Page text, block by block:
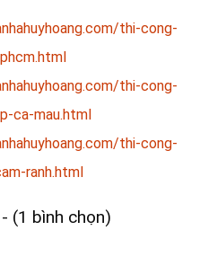
thi-cong-
thi-cong-
ca-mau.html
thi-cong-
ranh.html
(1 bình chọn)